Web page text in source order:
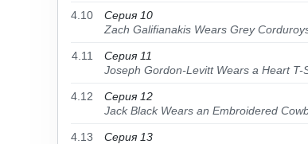
4.10
Серия 10
Zach Galifianakis Wears Grey
4.11
Серия 11
Joseph Gordon-Levitt Wears a Heart T-
4.12
Серия 12
Jack Black Wears an Embroidered
4.13
Серия 13